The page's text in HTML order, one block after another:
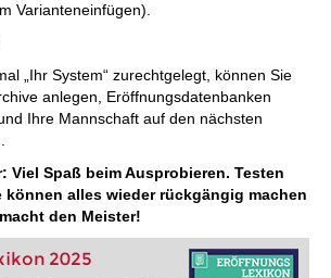
Varianteneinfügen).
„Ihr System“ zurechtgelegt, können Sie
anlegen, Eröffnungsdatenbanken
Ihre Mannschaft auf den nächsten
Viel Spaß beim Ausprobieren. Testen
können alles wieder rückgängig machen
den Meister!
2025